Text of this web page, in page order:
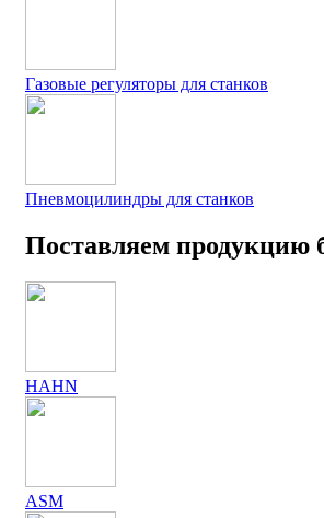
Газовые регуляторы для станков
Пневмоцилиндры для станков
Поставляем продукцию
HAHN
ASM